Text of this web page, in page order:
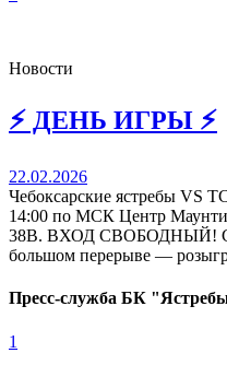
Новости
⚡️ ДЕНЬ ИГРЫ ⚡️
22.02.2026
Чебоксарские ястребы VS
14:00 по МСК Центр
38В. ВХОД СВОБОДНЫЙ!
большом перерыве —
Пресс-служба БК
1